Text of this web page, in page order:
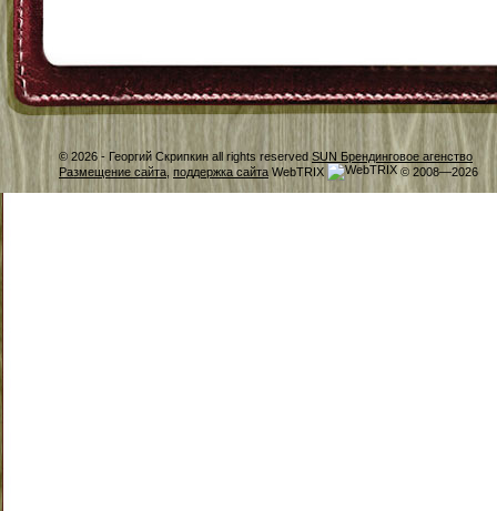
© 2026 - Георгий Скрипкин all rights reserved SUN Брендинговое агенство
Размещение сайта, поддержка сайта WebTRIX © 2008—2026